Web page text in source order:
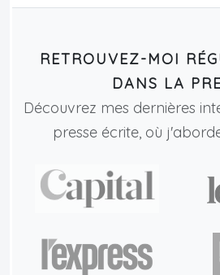
RETROUVEZ-MOI
DANS LA
Découvrez mes dernières
presse écrite, où